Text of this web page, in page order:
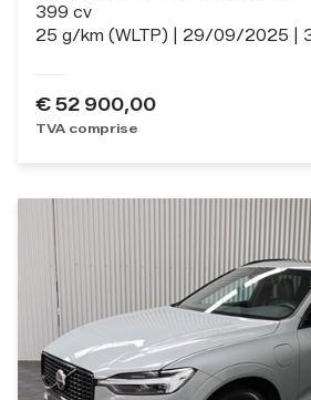
399 cv
25 g/km (WLTP)
29/09/2025
€ 52 900,00
TVA comprise